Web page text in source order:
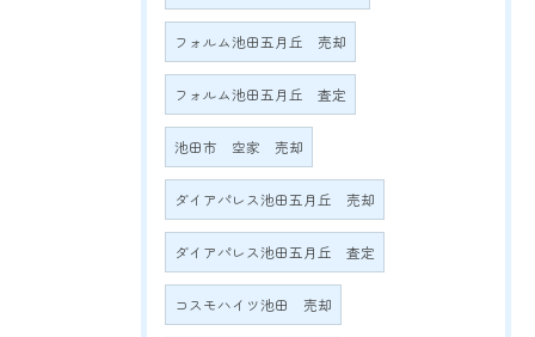
フォルム池田五月丘 売却
フォルム池田五月丘 査定
池田市 空家 売却
ダイアパレス池田五月丘 売却
ダイアパレス池田五月丘 査定
コスモハイツ池田 売却